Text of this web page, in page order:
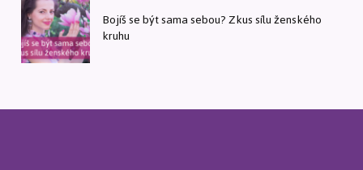
Bojíš se být sama sebou? Zkus sílu ženského
kruhu